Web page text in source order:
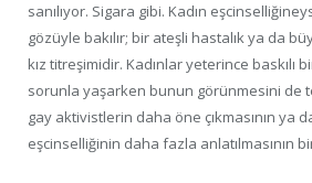
sanılıyor. Sigara gibi. Kadın
gözüyle bakılır; bir ateşli hastalık ya da
kız titreşimidir. Kadınlar yeterince baskılı
sorunla yaşarken bunun görünmesini de
gay aktivistlerin daha öne çıkmasının ya
eşcinselliğinin daha fazla anlatılmasının